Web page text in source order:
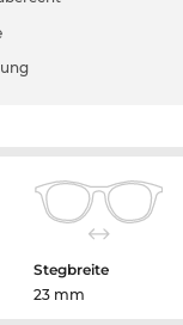
Stegbreite
23 mm